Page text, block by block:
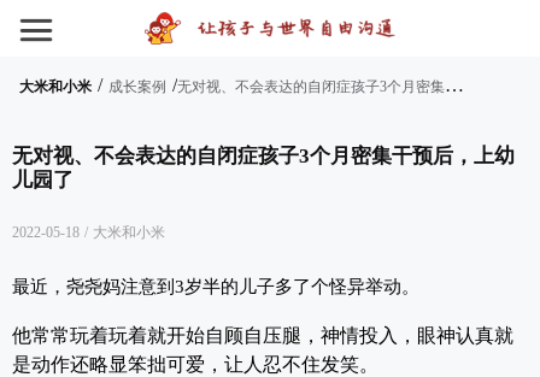
大米和小米 / 成长案例 / 无
对视、不会表达的自闭症孩子3个月密集干预后，上幼儿园了
无对视、不会表达的自闭症孩子3个月密集干预后，上幼
儿园了
2022-05-18 / 大米和小米
最近，尧尧妈注意到3岁半的儿子多了个怪异举动。
他常常玩着玩着就开始自顾自压腿，神情投入，眼神认真就
是动作还略显笨拙可爱，让人忍不住发笑。